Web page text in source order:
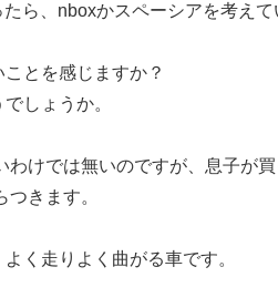
ら、nboxかスペーシアを考えて
とを感じますか？
しょうか。
けでは無いのですが、息子が
きます。
く走りよく曲がる車です。